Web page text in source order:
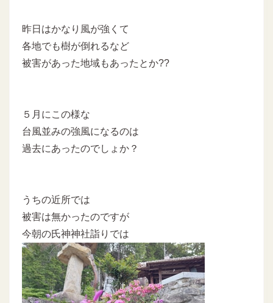
昨日はかなり風が強くて
各地でも樹が倒れるなど
被害があった地域もあったとか??
５月にこの様な
台風並みの強風になるのは
過去にあったのでしょか？
うちの近所では
被害は無かったのですが
今朝の氏神神社詣りでは